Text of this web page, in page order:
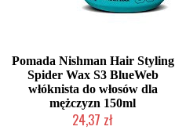
Pomada Nishman Hair Styling
Spider Wax S3 BlueWeb
włóknista do włosów dla
mężczyzn 150ml
24,37 zł